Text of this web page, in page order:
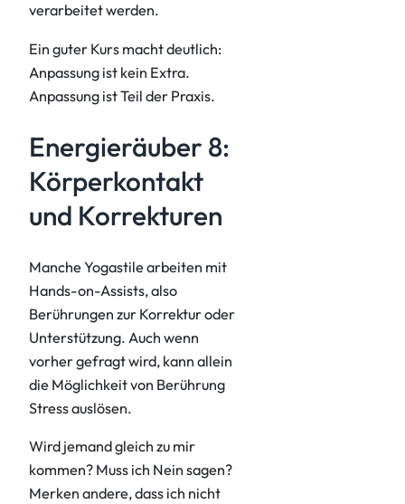
verarbeitet werden.
Ein guter Kurs macht deutlich:
Anpassung ist kein Extra.
Anpassung ist Teil der Praxis.
Energieräuber 8:
Körperkontakt
und Korrekturen
Manche Yogastile arbeiten mit
Hands-on-Assists, also
Berührungen zur Korrektur oder
Unterstützung. Auch wenn
vorher gefragt wird, kann allein
die Möglichkeit von Berührung
Stress auslösen.
Wird jemand gleich zu mir
kommen? Muss ich Nein sagen?
Merken andere, dass ich nicht